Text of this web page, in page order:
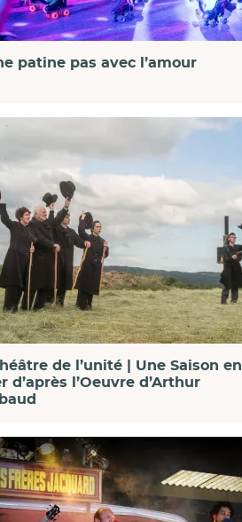
patine pas avec l’amour
de l’unité | Une Saison en
d’après l’Oeuvre d’Arthur